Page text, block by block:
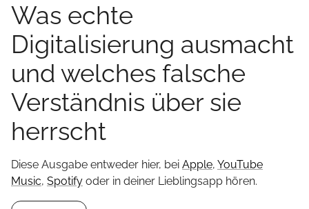
Was echte
Digitalisierung ausmacht
und welches falsche
Verständnis über sie
herrscht
Diese Ausgabe entweder hier, bei Apple, YouTube
Music, Spotify oder in deiner Lieblingsapp hören.